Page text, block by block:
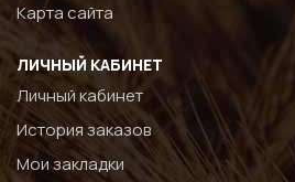
Карта сайта
ЛИЧНЫЙ КАБИНЕТ
Личный кабинет
История заказов
Мои закладки